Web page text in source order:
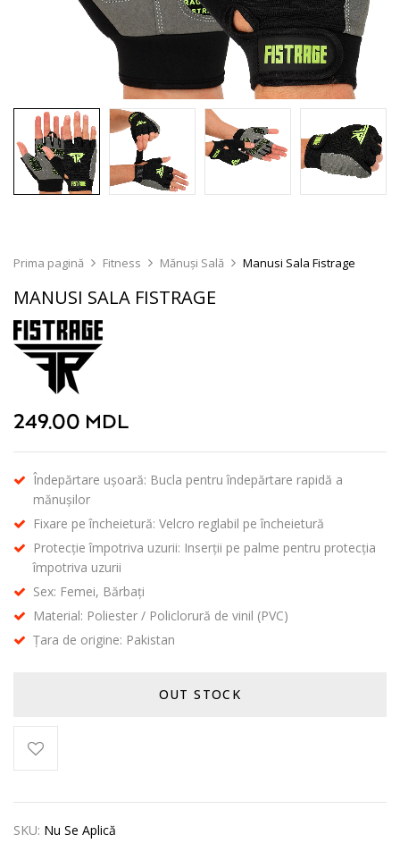
Prima pagină Fitness Mănuși Sală Manusi Sala Fistrage
MANUSI SALA FISTRAGE
249.00 MDL
Îndepărtare ușoară: Bucla pentru îndepărtare rapidă a
mănușilor
Fixare pe încheietură: Velcro reglabil pe încheietură
Protecție împotriva uzurii: Inserții pe palme pentru protecția
împotriva uzurii
Sex: Femei, Bărbați
Material: Poliester / Policlorură de vinil (PVC)
Țara de origine: Pakistan
OUT STOCK
SKU: Nu Se Aplică